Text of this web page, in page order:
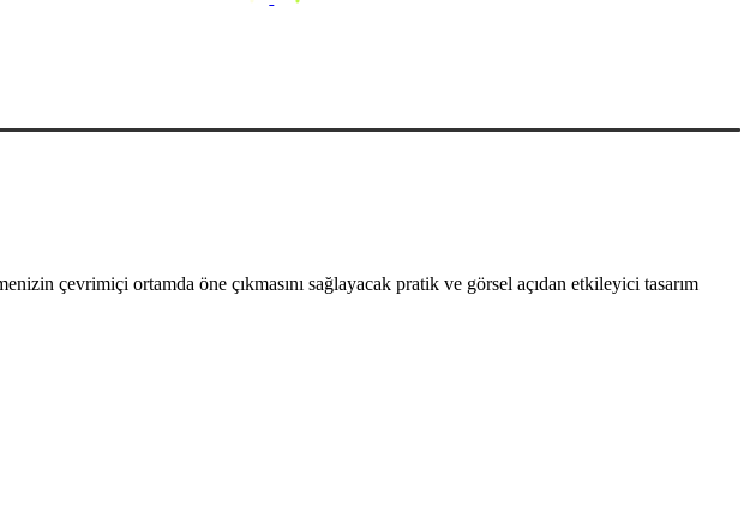
çevrimiçi ortamda öne çıkmasını sağlayacak pratik ve görsel açıdan etkileyici tasarım